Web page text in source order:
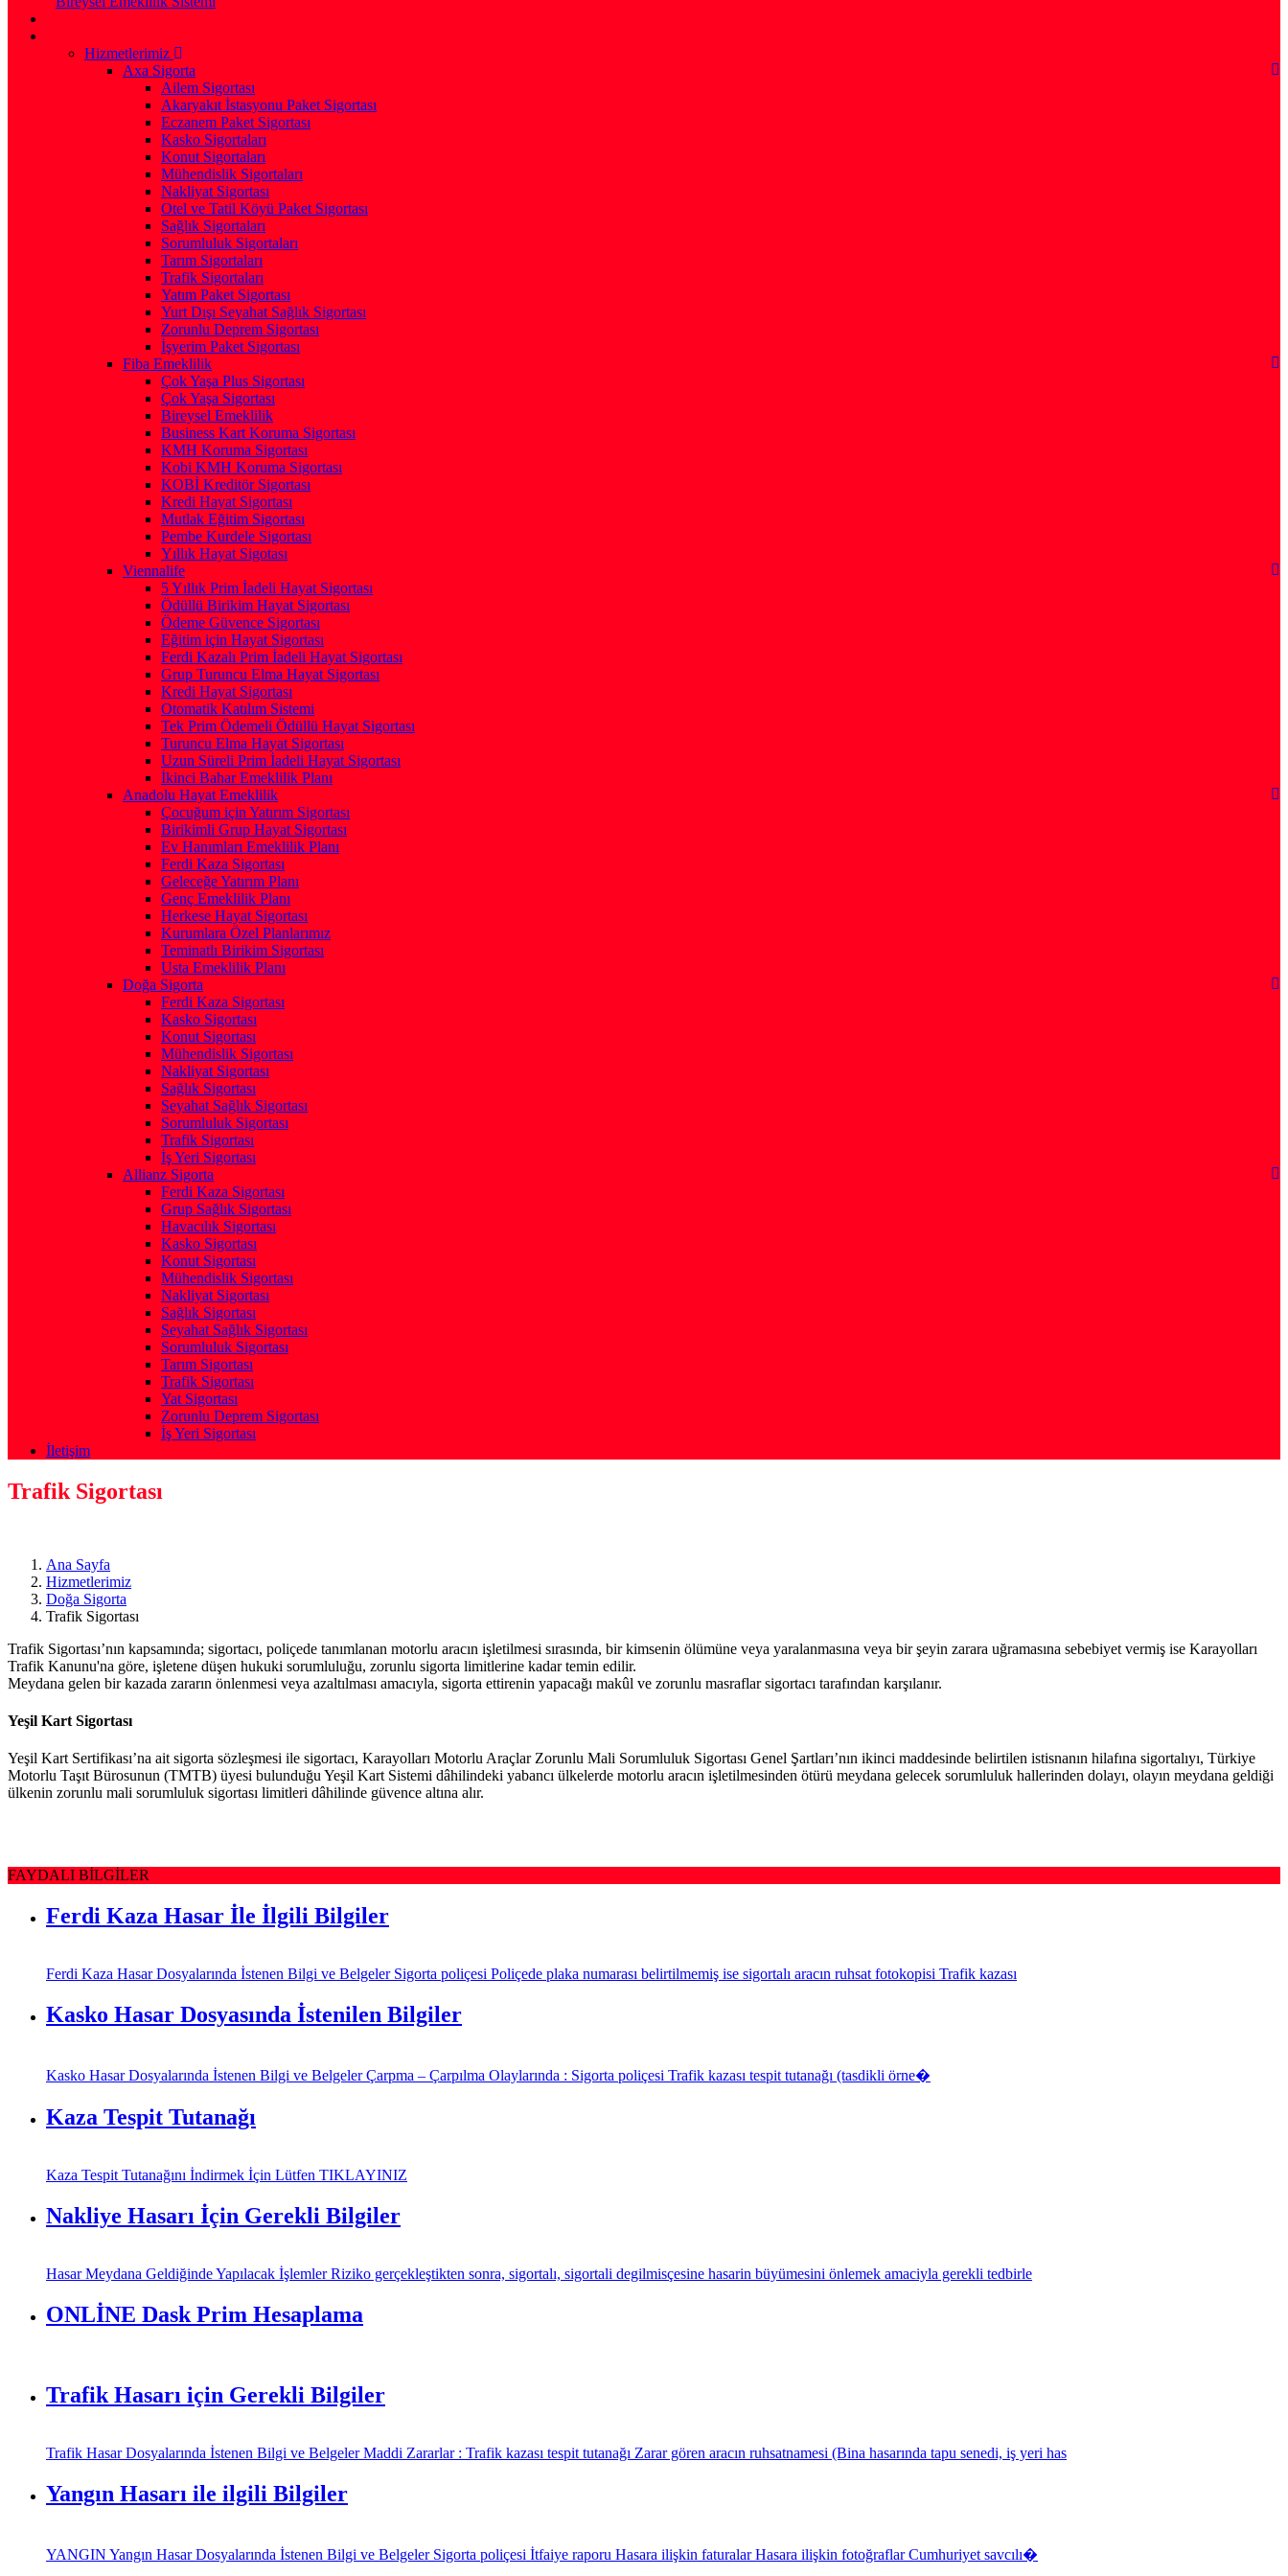
Hizmetlerimiz
Axa Sigorta
Ailem Sigortası
Akaryakıt İstasyonu Paket Sigortası
Eczanem Paket Sigortası
Kasko Sigortaları
Konut Sigortaları
Mühendislik Sigortaları
Nakliyat Sigortası
Otel ve Tatil Köyü Paket Sigortası
Sağlık Sigortaları
Sorumluluk Sigortaları
Tarım Sigortaları
Trafik Sigortaları
Yatım Paket Sigortası
Yurt Dışı Seyahat Sağlık Sigortası
Zorunlu Deprem Sigortası
İşyerim Paket Sigortası
Fiba Emeklilik
Çok Yaşa Plus Sigortası
Çok Yaşa Sigortası
Bireysel Emeklilik
Business Kart Koruma Sigortası
KMH Koruma Sigortası
Kobi KMH Koruma Sigortası
KOBİ Kreditör Sigortası
Kredi Hayat Sigortası
Mutlak Eğitim Sigortası
Pembe Kurdele Sigortası
Yıllık Hayat Sigotası
Viennalife
5 Yıllık Prim İadeli Hayat Sigortası
Ödüllü Birikim Hayat Sigortası
Ödeme Güvence Sigortası
Eğitim için Hayat Sigortası
Ferdi Kazalı Prim İadeli Hayat Sigortası
Grup Turuncu Elma Hayat Sigortası
Kredi Hayat Sigortası
Otomatik Katılım Sistemi
Tek Prim Ödemeli Ödüllü Hayat Sigortası
Turuncu Elma Hayat Sigortası
Uzun Süreli Prim İadeli Hayat Sigortası
İkinci Bahar Emeklilik Planı
Anadolu Hayat Emeklilik
Çocuğum için Yatırım Sigortası
Birikimli Grup Hayat Sigortası
Ev Hanımları Emeklilik Planı
Ferdi Kaza Sigortası
Geleceğe Yatırım Planı
Genç Emeklilik Planı
Herkese Hayat Sigortası
Kurumlara Özel Planlarımız
Teminatlı Birikim Sigortası
Usta Emeklilik Planı
Doğa Sigorta
Ferdi Kaza Sigortası
Kasko Sigortası
Konut Sigortası
Mühendislik Sigortası
Nakliyat Sigortası
Sağlık Sigortası
Seyahat Sağlık Sigortası
Sorumluluk Sigortası
Trafik Sigortası
İş Yeri Sigortası
Allianz Sigorta
Ferdi Kaza Sigortası
Grup Sağlık Sigortası
Havacılık Sigortası
Kasko Sigortası
Konut Sigortası
Mühendislik Sigortası
Nakliyat Sigortası
Sağlık Sigortası
Seyahat Sağlık Sigortası
Sorumluluk Sigortası
Tarım Sigortası
Trafik Sigortası
Yat Sigortası
Zorunlu Deprem Sigortası
İş Yeri Sigortası
İletişim
Trafik Sigortası
Ana Sayfa
Hizmetlerimiz
Doğa Sigorta
Trafik Sigortası
Trafik Sigortası’nın kapsamında; sigortacı, poliçede tanımlanan motorlu aracın işletilmesi sırasında, bir kimsenin ölümüne veya yaralanmasına veya bir şeyin zarara uğramasına sebebiyet vermiş ise Karayolları
Trafik Kanunu'na göre, işletene düşen hukuki sorumluluğu, zorunlu sigorta limitlerine kadar temin edilir.
Meydana gelen bir kazada zararın önlenmesi veya azaltılması amacıyla, sigorta ettirenin yapacağı makûl ve zorunlu masraflar sigortacı tarafından karşılanır.
Yeşil Kart Sigortası
Yeşil Kart Sertifikası’na ait sigorta sözleşmesi ile sigortacı, Karayolları Motorlu Araçlar Zorunlu Mali Sorumluluk Sigortası Genel Şartları’nın ikinci maddesinde belirtilen istisnanın hilafına sigortalıyı, Türkiye
Motorlu Taşıt Bürosunun (TMTB) üyesi bulunduğu Yeşil Kart Sistemi dâhilindeki yabancı ülkelerde motorlu aracın işletilmesinden ötürü meydana gelecek sorumluluk hallerinden dolayı, olayın meydana geldiği
ülkenin zorunlu mali sorumluluk sigortası limitleri dâhilinde güvence altına alır.
FAYDALI BİLGİLER
Ferdi Kaza Hasar İle İlgili Bilgiler
Ferdi Kaza Hasar Dosyalarında İstenen Bilgi ve Belgeler Sigorta poliçesi Poliçede plaka numarası belirtilmemiş ise sigortalı aracın ruhsat fotokopisi Trafik kazası
Kasko Hasar Dosyasında İstenilen Bilgiler
Kasko Hasar Dosyalarında İstenen Bilgi ve Belgeler Çarpma – Çarpılma Olaylarında : Sigorta poliçesi Trafik kazası tespit tutanağı (tasdikli örne�
Kaza Tespit Tutanağı
Kaza Tespit Tutanağını İndirmek İçin Lütfen TIKLAYINIZ
Nakliye Hasarı İçin Gerekli Bilgiler
Hasar Meydana Geldiğinde Yapılacak İşlemler Riziko gerçekleştikten sonra, sigortalı, sigortali degilmisçesine hasarin büyümesini önlemek amaciyla gerekli tedbirle
ONLİNE Dask Prim Hesaplama
Trafik Hasarı için Gerekli Bilgiler
Trafik Hasar Dosyalarında İstenen Bilgi ve Belgeler Maddi Zararlar : Trafik kazası tespit tutanağı Zarar gören aracın ruhsatnamesi (Bina hasarında tapu senedi, iş yeri has
Yangın Hasarı ile ilgili Bilgiler
YANGIN Yangın Hasar Dosyalarında İstenen Bilgi ve Belgeler Sigorta poliçesi İtfaiye raporu Hasara ilişkin faturalar Hasara ilişkin fotoğraflar Cumhuriyet savcılı�